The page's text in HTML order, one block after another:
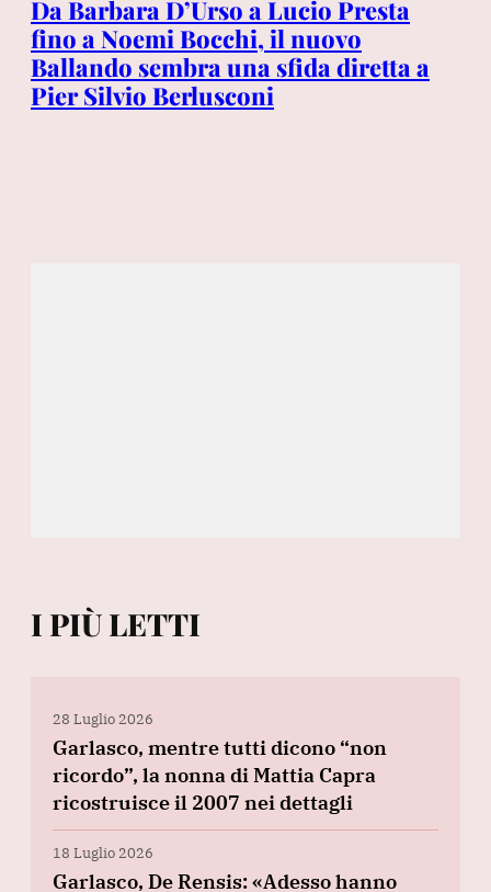
Da Barbara D’Urso a Lucio Presta
fino a Noemi Bocchi, il nuovo
Ballando sembra una sfida diretta a
Pier Silvio Berlusconi
I PIÙ LETTI
28 Luglio 2026
Garlasco, mentre tutti dicono “non
ricordo”, la nonna di Mattia Capra
ricostruisce il 2007 nei dettagli
18 Luglio 2026
Garlasco, De Rensis: «Adesso hanno